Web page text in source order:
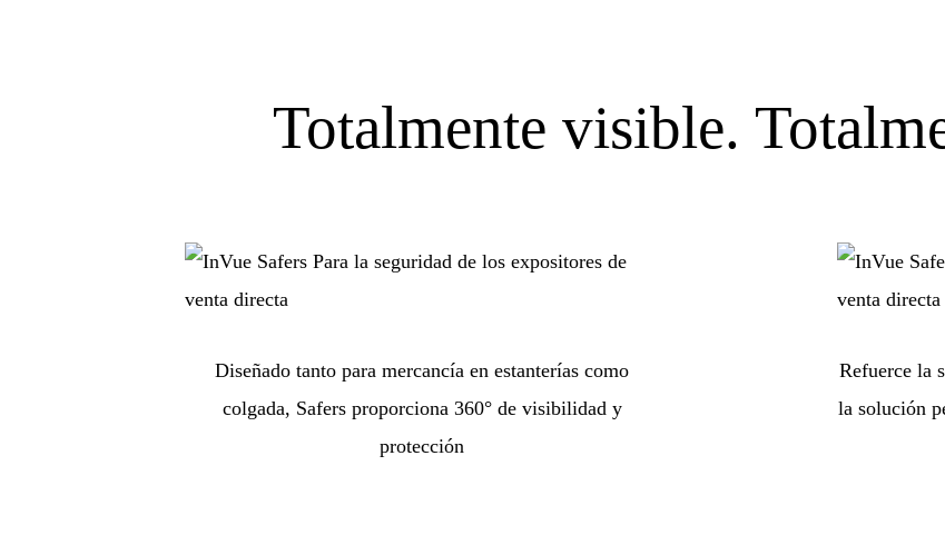
Totalmente visible.
Diseñado tanto para mercancía en estanterías como
colgada, Safers proporciona 360° de visibilidad y
protección
Refuerce la
la solución